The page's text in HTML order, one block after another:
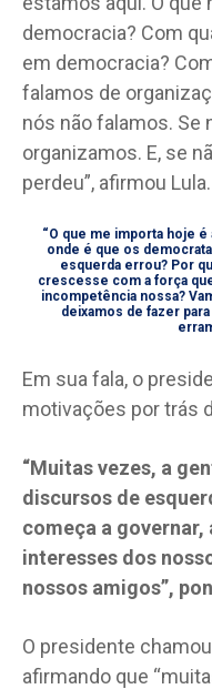
democracia? Com
em democracia?
falamos de
nós não falamos. Se
organizamos. E, se
perdeu”, afirmou Lula.
“O que me importa hoje
onde é que os
esquerda errou? Por
crescesse com a força
incompetência nossa?
deixamos de fazer
Em sua fala, o
motivações por trás
“Muitas vezes, a
discursos de
começa a
interesses dos
nossos amigos”,
O presidente
afirmando que